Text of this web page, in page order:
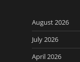
August 2026
July 2026
April 2026